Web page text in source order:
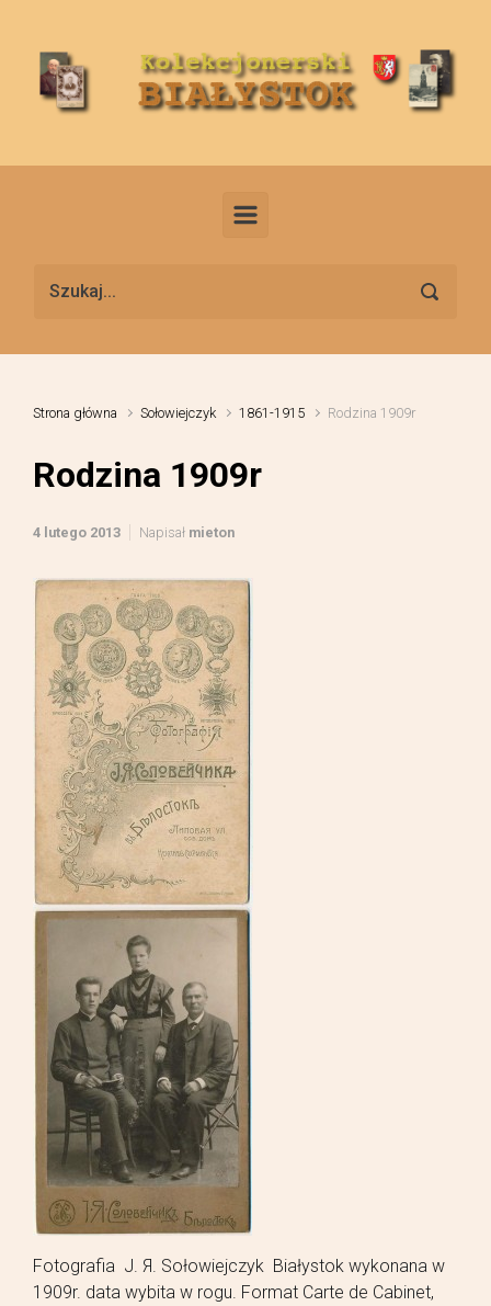
Strona główna Sołowiejczyk 1861-1915 Rodzina 1909r
Rodzina 1909r
4 lutego 2013 Napisał mieton
Fotografia J. Я. Sołowiejczyk Białystok wykonana w
1909r. data wybita w rogu. Format Carte de Cabinet,